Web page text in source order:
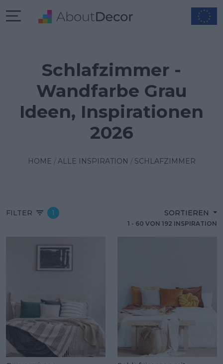
Schlafzimmer -
Wandfarbe Grau
Ideen, Inspirationen
2026
HOME ALLE INSPIRATION SCHLAFZIMMER
FILTER 1 SORTIEREN
1 - 60 VON 192 INSPIRATION